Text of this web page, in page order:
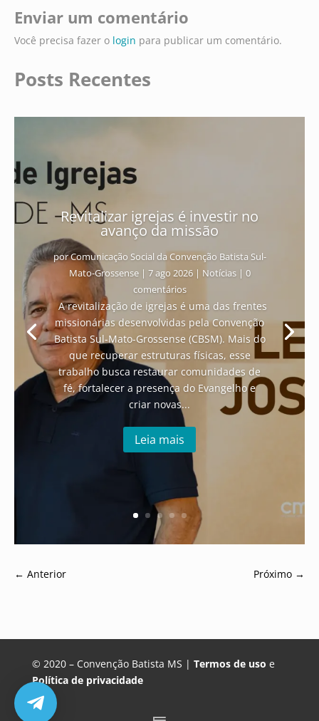
Enviar um comentário
Você precisa fazer o login para publicar um comentário.
Posts Recentes
Revitalizar igrejas é investir no
avanço da missão
porComunicação Social da Convenção Batista Sul-
Mato-Grossense| 7 ago 2026| Notícias| 0
comentários
A revitalização de igrejas é uma das frentes
missionárias desenvolvidas pela Convenção
Batista Sul-Mato-Grossense (CBSM). Mais do
que recuperar estruturas físicas, esse
trabalho busca restaurar comunidades de
fé, fortalecer a presença do Evangelho e
criar novas...
Leia mais
← Anterior Próximo →
© 2020 – Convenção Batista MS | Termos de uso e
Política de privacidade